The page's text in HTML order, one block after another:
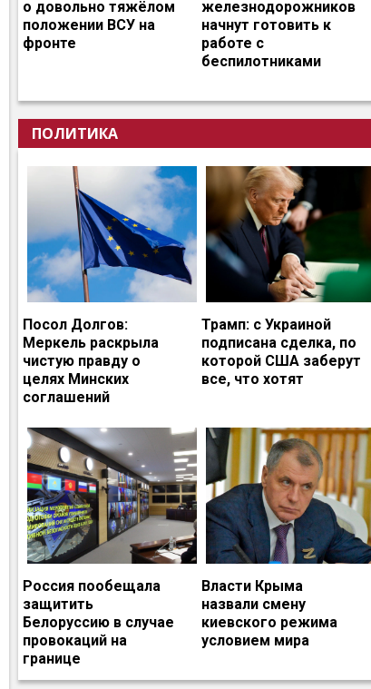
о довольно тяжёлом
положении ВСУ на
фронте
железнодорожников
начнут готовить к
работе с
беспилотниками
ПОЛИТИКА
Посол Долгов:
Меркель раскрыла
чистую правду о
целях Минских
соглашений
Трамп: с Украиной
подписана сделка, по
которой США заберут
все, что хотят
Россия пообещала
защитить
Белоруссию в случае
провокаций на
границе
Власти Крыма
назвали смену
киевского режима
условием мира